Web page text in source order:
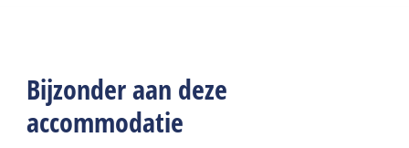
Bijzonder aan deze
accommodatie